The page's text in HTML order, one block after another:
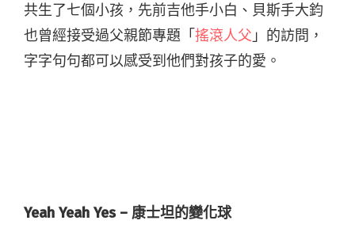
共生了七個小孩，先前吉他手小白、貝斯手大鈞
也曾經接受過父親節專題「 搖滾人父 」的訪問，
字字句句都可以感受到他們對孩子的愛。
Yeah Yeah Yes – 康士坦的變化球